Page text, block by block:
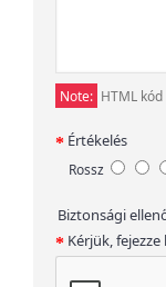
Note: HTML
Értékelés
Rossz
Biztonsági
Kérjük,